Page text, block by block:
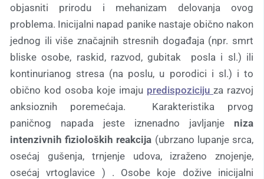
objasniti prirodu i mehanizam delovanja ovog
problema. Inicijalni napad panike nastaje obično nakon
jednog ili više značajnih stresnih događaja (npr. smrt
bliske osobe, raskid, razvod, gubitak posla i sl.) ili
kontinurianog stresa (na poslu, u porodici i sl.) i to
obično kod osoba koje imaju predispoziciju za razvoj
anksioznih poremećaja. Karakteristika prvog
paničnog napada jeste iznenadno javljanje niza
intenzivnih fizioloških reakcija (ubrzano lupanje srca,
osećaj gušenja, trnjenje udova, izraženo znojenje,
osećaj vrtoglavice ) . Osobe koje dožive inicijalni